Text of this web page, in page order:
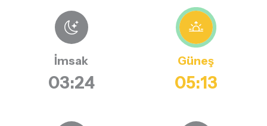
İmsak
03:24
Güneş
05:13